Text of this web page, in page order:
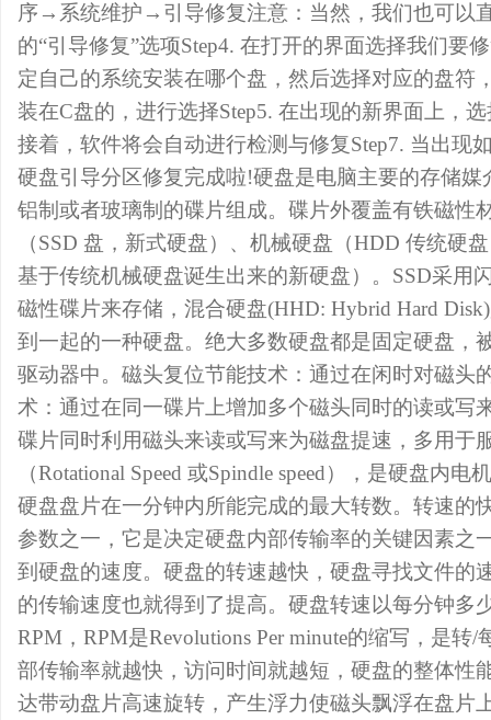
序→系统维护→引导修复注意：当然，我们也可以
的“引导修复”选项Step4. 在打开的界面选择我们要
定自己的系统安装在哪个盘，然后选择对应的盘符
装在C盘的，进行选择Step5. 在出现的新界面上，
接着，软件将会自动进行检测与修复Step7. 当出现
硬盘引导分区修复完成啦!硬盘是电脑主要的存储
铝制或者玻璃制的碟片组成。碟片外覆盖有铁磁性
（SSD 盘，新式硬盘）、机械硬盘（HDD 传统硬
基于传统机械硬盘诞生出来的新硬盘）。SSD采用
磁性碟片来存储，混合硬盘(HHD: Hybrid Hard
到一起的一种硬盘。绝大多数硬盘都是固定硬盘，
驱动器中。磁头复位节能技术：通过在闲时对磁头
术：通过在同一碟片上增加多个磁头同时的读或写
碟片同时利用磁头来读或写来为磁盘提速，多用于
（Rotational Speed 或Spindle speed），是硬盘内
硬盘盘片在一分钟内所能完成的最大转数。转速的
参数之一，它是决定硬盘内部传输率的关键因素之
到硬盘的速度。硬盘的转速越快，硬盘寻找文件的
的传输速度也就得到了提高。硬盘转速以每分钟多
RPM，RPM是Revolutions Per minute的缩写，是转
部传输率就越快，访问时间就越短，硬盘的整体性
达带动盘片高速旋转，产生浮力使磁头飘浮在盘片